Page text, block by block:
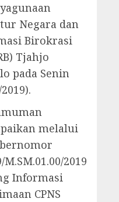
Negara dan
Birokrasi
Tjahjo
pada Senin
melalui
M.SM.01.00/2019
Informasi
CPNS